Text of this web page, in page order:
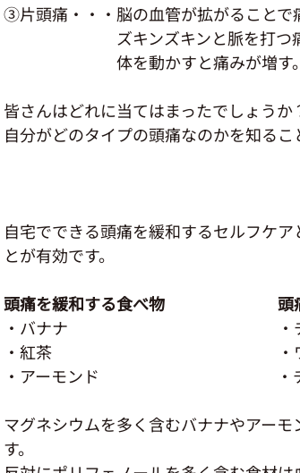
③片頭痛・・・脳の血管が拡がることで
ズキンズキンと脈を打つ痛
体を動かすと痛みが増す。
皆さんはどれに当てはまったでしょうか
自分がどのタイプの頭痛なのかを知るこ
自宅でできる頭痛を緩和するセルフケ
とが有効です。
頭痛を緩和する食べ物　　　　　　　
・バナナ　　　　　　　　　　　　　・
・紅茶　　　　　　　　　　　　　　・
・アーモンド　　　　　　　　　　　・
マグネシウムを多く含むバナナやアー
す。